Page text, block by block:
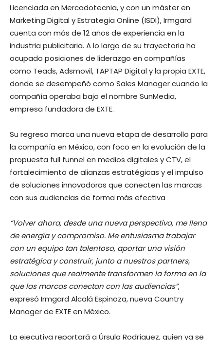
Licenciada en Mercadotecnia, y con un máster en
Marketing Digital y Estrategia Online (ISDI), Irmgard
cuenta con más de 12 años de experiencia en la
industria publicitaria. A lo largo de su trayectoria ha
ocupado posiciones de liderazgo en compañías
como Teads, Adsmovil, TAPTAP Digital y la propia EXTE,
donde se desempeñó como Sales Manager cuando la
compañía operaba bajo el nombre SunMedia,
empresa fundadora de EXTE.
Su regreso marca una nueva etapa de desarrollo para
la compañía en México, con foco en la evolución de la
propuesta full funnel en medios digitales y CTV, el
fortalecimiento de alianzas estratégicas y el impulso
de soluciones innovadoras que conecten las marcas
con sus audiencias de forma más efectiva
“Volver ahora, desde una nueva perspectiva, me llena
de energía y compromiso. Me entusiasma trabajar
con un equipo tan talentoso, aportar una visión
estratégica y construir, junto a nuestros partners,
soluciones que realmente transformen la forma en la
que las marcas conectan con las audiencias”,
expresó Irmgard Alcalá Espinoza, nueva Country
Manager de EXTE en México.
La ejecutiva reportará a Úrsula Rodríguez, quien ya se